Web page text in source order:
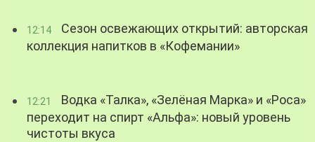
12:14
Сезон освежающих открытий: авторская
коллекция напитков в «Кофемании»
12:21
Водка «Талка», «Зелёная Марка» и «Роса»
переходит на спирт «Альфа»: новый уровень
чистоты вкуса